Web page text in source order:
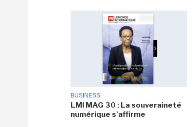
BUSINESS
LMI MAG 30 : La souveraineté
numérique s'affirme